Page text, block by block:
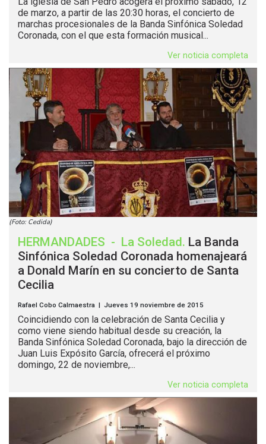
de marzo, a partir de las 20:30 horas, el concierto de
marchas procesionales de la Banda Sinfónica Soledad
Coronada, con el que esta formación musical...
Ver noticia completa
(Foto: Cedida)
HERMANDADES - La Soledad. La Banda
Sinfónica Soledad Coronada homenajeará
a Donald Marín en su concierto de Santa
Cecilia
Rafael Cobo Calmaestra | Jueves 19 noviembre de 2015
Coincidiendo con la celebración de Santa Cecilia y
como viene siendo habitual desde su creación, la
Banda Sinfónica Soledad Coronada, bajo la dirección de
Juan Luis Expósito García, ofrecerá el próximo
domingo, 22 de noviembre,...
Ver noticia completa